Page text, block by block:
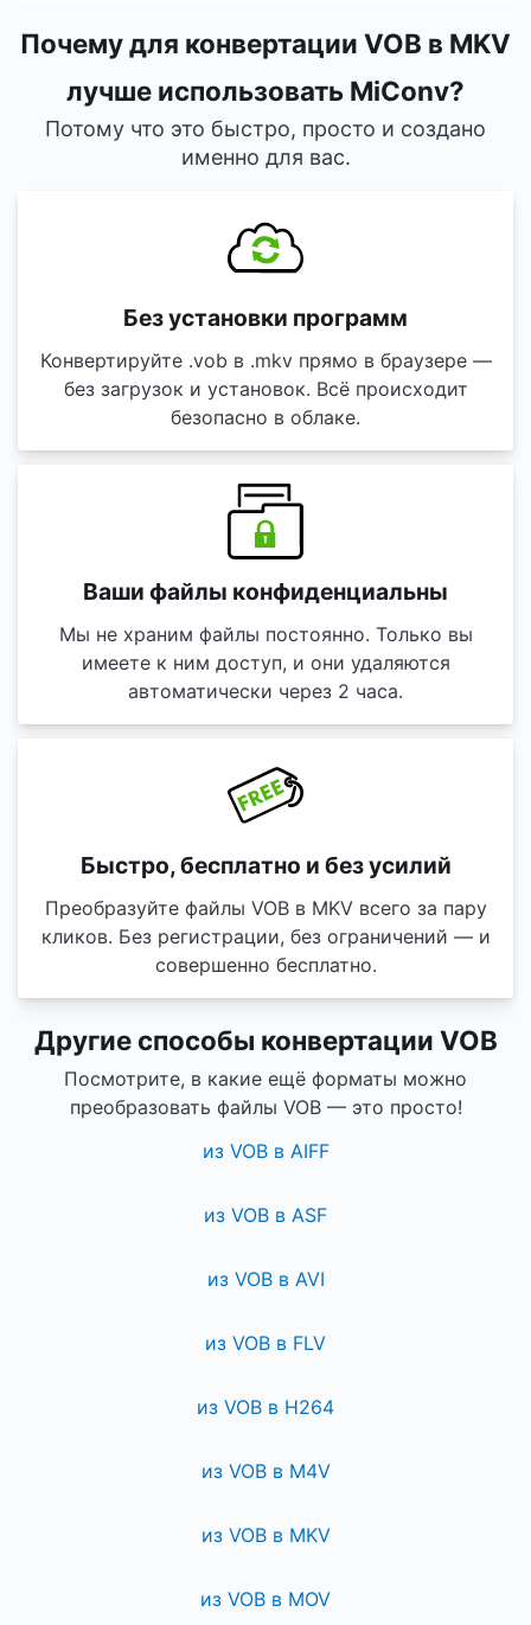
Почему для конвертации VOB в MKV
лучше использовать MiConv?
Потому что это быстро, просто и создано
именно для вас.
Без установки программ
Конвертируйте .vob в .mkv прямо в браузере —
без загрузок и установок. Всё происходит
безопасно в облаке.
Ваши файлы конфиденциальны
Мы не храним файлы постоянно. Только вы
имеете к ним доступ, и они удаляются
автоматически через 2 часа.
Быстро, бесплатно и без усилий
Преобразуйте файлы VOB в MKV всего за пару
кликов. Без регистрации, без ограничений — и
совершенно бесплатно.
Другие способы конвертации VOB
Посмотрите, в какие ещё форматы можно
преобразовать файлы VOB — это просто!
из VOB в AIFF
из VOB в ASF
из VOB в AVI
из VOB в FLV
из VOB в H264
из VOB в M4V
из VOB в MKV
из VOB в MOV